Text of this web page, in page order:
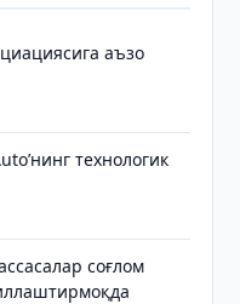
аъзо
технологик
соғлом